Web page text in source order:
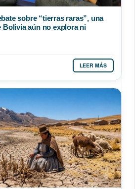
sobre “tierras raras”, una
Bolivia aún no explora ni
LEER MÁS